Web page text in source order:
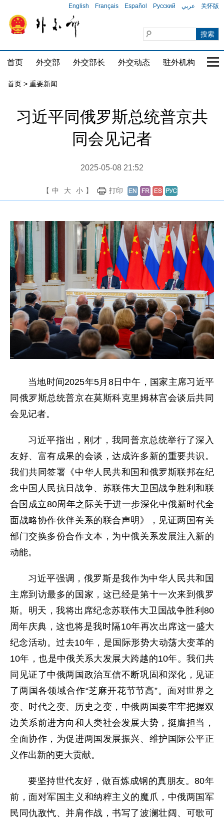
English Français Español Русский عربي 关怀版
首页 外交部 外交部长 外交动态 驻外机构 国
首页 > 重要新闻
习近平同俄罗斯总统普京共
同会见记者
2025-05-08 21:52
【 中 大 小 】 打印
当地时间2025年5月8日中午，国家主席习近平
同俄罗斯总统普京在莫斯科克里姆林宫会谈后共同
会见记者。
习近平指出，刚才，我同普京总统举行了深入
友好、富有成果的会谈，达成许多新的重要共识。
我们共同签署《中华人民共和国和俄罗斯联邦在纪
念中国人民抗日战争、苏联伟大卫国战争胜利和联
合国成立80周年之际关于进一步深化中俄新时代全
面战略协作伙伴关系的联合声明》，见证两国有关
部门交换多份合作文本，为中俄关系发展注入新的
动能。
习近平强调，俄罗斯是我作为中华人民共和国
主席到访最多的国家，这已经是第十一次来到俄罗
斯。明天，我将出席纪念苏联伟大卫国战争胜利80
周年庆典，这也将是我时隔10年再次出席这一盛大
纪念活动。过去10年，是国际形势大动荡大变革的
10年，也是中俄关系大发展大跨越的10年。我们共
同见证了中俄两国政治互信不断巩固和深化，见证
了两国各领域合作“芝麻开花节节高”。面对世界之
变、时代之变、历史之变，中俄两国要牢牢把握双
边关系前进方向和人类社会发展大势，挺膺担当，
全面协作，为促进两国发展振兴、维护国际公平正
义作出新的更大贡献。
要坚持世代友好，做百炼成钢的真朋友。80年
前，面对军国主义和纳粹主义的魔爪，中俄两国军
民同仇敌忾、并肩作战，书写了波澜壮阔、可歌可